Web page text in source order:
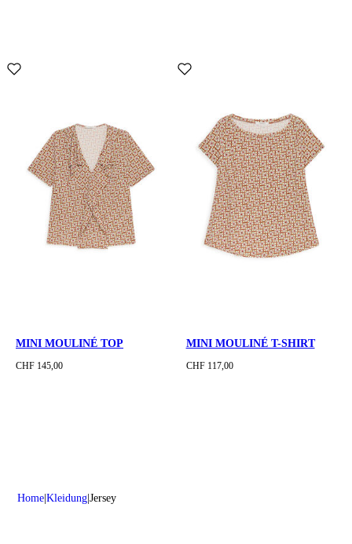
MINI MOULINÉ TOP
CHF 145,00
MINI MOULINÉ T-SHIRT
CHF 117,00
Home Kleidung Jersey